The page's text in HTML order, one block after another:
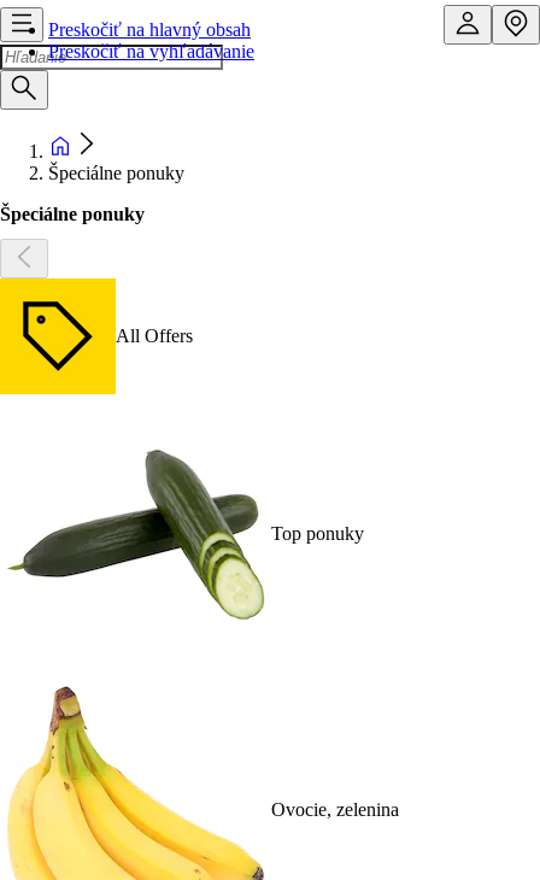
Preskočiť na hlavný obsah
Preskočiť na vyhľadávanie
Špeciálne ponuky
Špeciálne ponuky
All Offers
Top ponuky
Ovocie, zelenina